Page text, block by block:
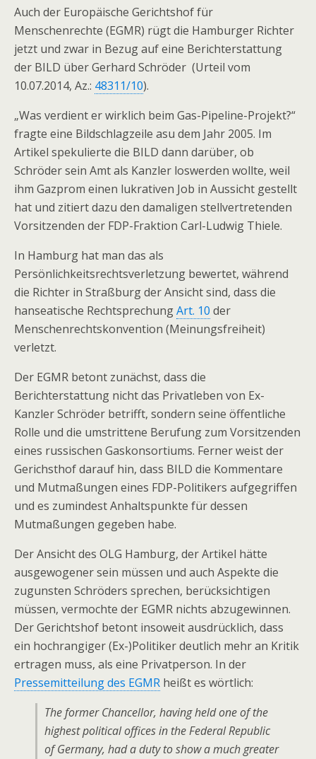
Auch der Europäische Gerichtshof für
Menschenrechte (EGMR) rügt die Hamburger Richter
jetzt und zwar in Bezug auf eine Berichterstattung
der BILD über Gerhard Schröder (Urteil vom
10.07.2014, Az.: 48311/10).
„Was verdient er wirklich beim Gas-Pipeline-Projekt?“
fragte eine Bildschlagzeile asu dem Jahr 2005. Im
Artikel spekulierte die BILD dann darüber, ob
Schröder sein Amt als Kanzler loswerden wollte, weil
ihm Gazprom einen lukrativen Job in Aussicht gestellt
hat und zitiert dazu den damaligen stellvertretenden
Vorsitzenden der FDP-Fraktion Carl-Ludwig Thiele.
In Hamburg hat man das als
Persönlichkeitsrechtsverletzung bewertet, während
die Richter in Straßburg der Ansicht sind, dass die
hanseatische RechtsprechungArt. 10 der
Menschenrechtskonvention (Meinungsfreiheit)
verletzt.
Der EGMR betont zunächst, dass die
Berichterstattung nicht das Privatleben von Ex-
Kanzler Schröder betrifft, sondern seine öffentliche
Rolle und die umstrittene Berufung zum Vorsitzenden
eines russischen Gaskonsortiums. Ferner weist der
Gerichsthof darauf hin, dass BILD die Kommentare
und Mutmaßungen eines FDP-Politikers aufgegriffen
und es zumindest Anhaltspunkte für dessen
Mutmaßungen gegeben habe.
Der Ansicht des OLG Hamburg, der Artikel hätte
ausgewogener sein müssen und auch Aspekte die
zugunsten Schröders sprechen, berücksichtigen
müssen, vermochte der EGMR nichts abzugewinnen.
Der Gerichtshof betont insoweit ausdrücklich, dass
ein hochrangiger (Ex-)Politiker deutlich mehr an Kritik
ertragen muss, als eine Privatperson. In der
Pressemitteilung des EGMR heißt es wörtlich:
The former Chancellor, having held one of the
highest political offices in the Federal Republic
of Germany, had a duty to show a much greater